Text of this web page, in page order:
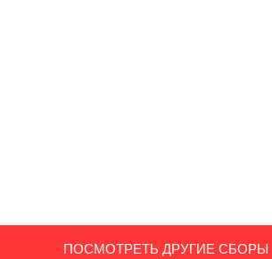
ПОСМОТРЕТЬ ДРУГИЕ СБОРЫ